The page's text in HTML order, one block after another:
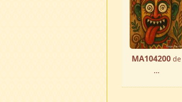
MA104200 de
...